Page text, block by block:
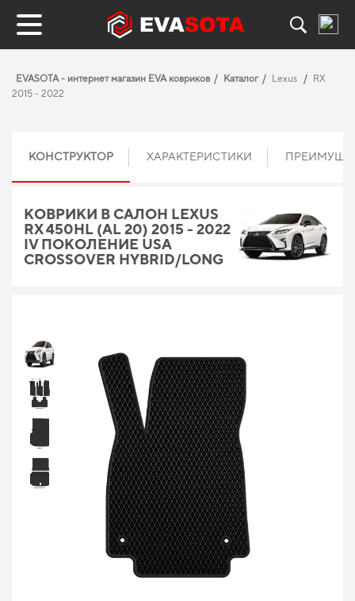
EVASOTA - интернет магазин EVA ковриков Каталог Lexus
RX
2015 - 2022
КОНСТРУКТОР ХАРАКТЕРИСТИКИ
КОВРИКИ В САЛОН LEXUS
RX 450HL (AL 20) 2015 - 2022
IV ПОКОЛЕНИЕ USA
CROSSOVER HYBRID/LONG